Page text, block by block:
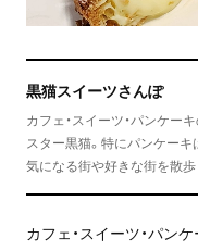
黒猫スイーツさんぽ
カフェ・スイーツ・パンケー
スター黒猫。特にパンケー
気になる街や好きな街を散
カフェ・スイーツ・パン